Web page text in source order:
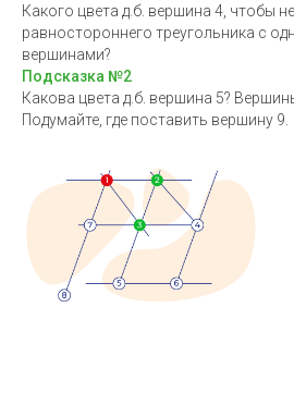
Какого цвета д.б. вершина 4, чтобы
равностороннего треугольника с
вершинами?
Подсказка №2
Какова цвета д.б. вершина 5?
Подумайте, где поставить вершину 9.